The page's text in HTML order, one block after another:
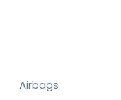
Airbags